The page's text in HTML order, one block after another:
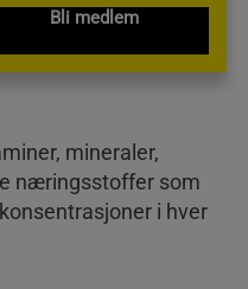
Bli medlem
mineraler,
næringsstoffer som
i hver